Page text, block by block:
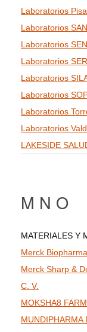
Laboratorios
Laboratorios
Laboratorios
Laboratorios
Laboratorios
Laboratorios
Laboratorios
Laboratorios
LAKESIDE
M N O
MATERIALES Y
Merck
Merck Sharp &
C. V.
MOKSHA8
MUNDIPHARMA